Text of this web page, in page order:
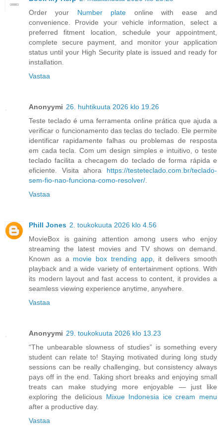
Order your Number plate online with ease and
convenience. Provide your vehicle information, select a
preferred fitment location, schedule your appointment,
complete secure payment, and monitor your application
status until your High Security plate is issued and ready for
installation.
Vastaa
Anonyymi 26. huhtikuuta 2026 klo 19.26
Teste teclado é uma ferramenta online prática que ajuda a
verificar o funcionamento das teclas do teclado. Ele permite
identificar rapidamente falhas ou problemas de resposta
em cada tecla. Com um design simples e intuitivo, o teste
teclado facilita a checagem do teclado de forma rápida e
eficiente. Visita ahora https://testeteclado.com.br/teclado-
sem-fio-nao-funciona-como-resolver/
Vastaa
Phill Jones 2. toukokuuta 2026 klo 4.56
MovieBox is gaining attention among users who enjoy
streaming the latest movies and TV shows on demand.
Known as a movie box trending app, it delivers smooth
playback and a wide variety of entertainment options. With
its modern layout and fast access to content, it provides a
seamless viewing experience anytime, anywhere.
Vastaa
Anonyymi 29. toukokuuta 2026 klo 13.23
“The unbearable slowness of studies” is something every
student can relate to! Staying motivated during long study
sessions can be really challenging, but consistency always
pays off in the end. Taking short breaks and enjoying small
treats can make studying more enjoyable — just like
exploring the delicious Mixue Indonesia ice cream menu
after a productive day.
Vastaa